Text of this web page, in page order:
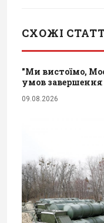
СХОЖІ
"Ми вистоїмо,
умов
09.08.2026